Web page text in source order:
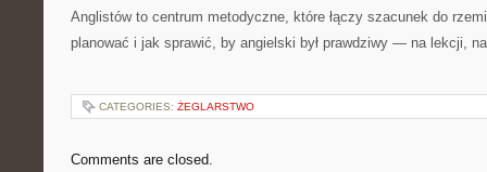
Anglistów to centrum metodyczne, które łączy szacunek do
planować i jak sprawić, by angielski był prawdziwy — na lekcji,
CATEGORIES: ŻEGLARSTWO
Comments are closed.